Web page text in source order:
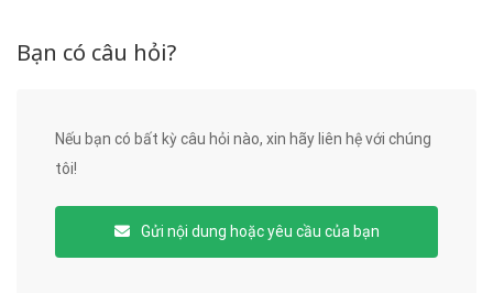
Bạn có câu hỏi?
Nếu bạn có bất kỳ câu hỏi nào, xin hãy liên hệ với chúng
tôi!
Gửi nội dung hoặc yêu cầu của bạn